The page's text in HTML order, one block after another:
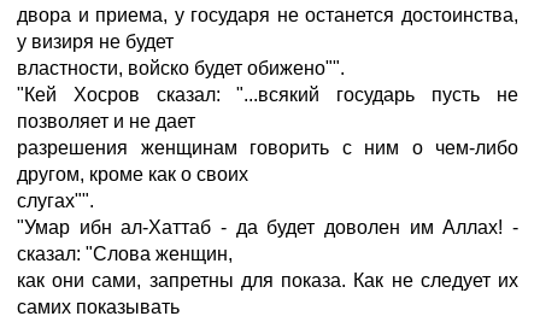
двора и приема, у государя не останется достоинства,
у визиря не будет
властности, войско будет обижено"".
"Кей Хосров сказал: "...всякий государь пусть не
позволяет и не дает
разрешения женщинам говорить с ним о чем-либо
другом, кроме как о своих
слугах"".
"Умар ибн ал-Хаттаб - да будет доволен им Аллах! -
сказал: "Слова женщин,
как они сами, запретны для показа. Как не следует их
самих показывать